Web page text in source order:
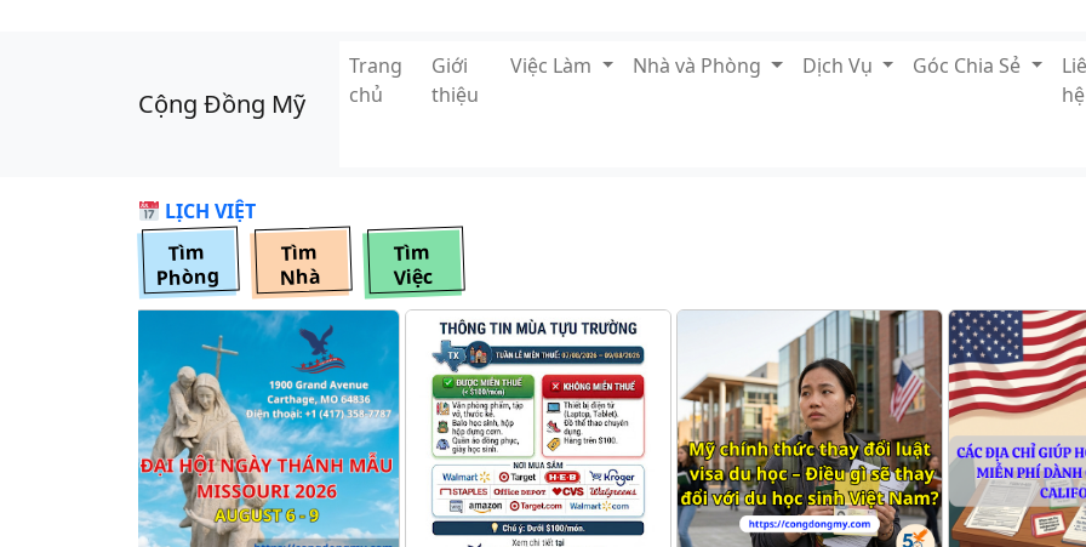
Cộng Đồng Mỹ
Trang
chủ
Giới
thiệu
Việc Làm Nhà và Phòng Dịch Vụ Góc Chia Sẻ
hệ
LỊCH VIỆT
Tìm
Phòng
Tìm
Nhà
Tìm
Việc